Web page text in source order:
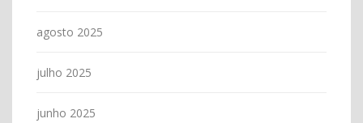
agosto 2025
julho 2025
junho 2025